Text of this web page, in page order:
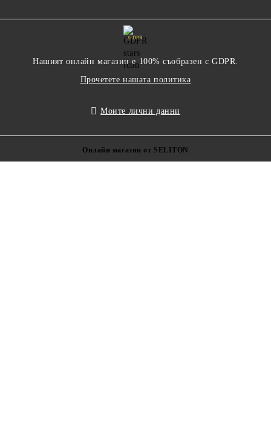
GDPR
Нашият онлайн магазин е 100% съобразен с GDPR.
Прочетете нашата политика
Моите лични данни
Онлайн магазин от SELITON